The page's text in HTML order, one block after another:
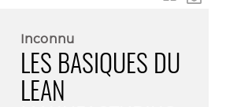
Inconnu
LES BASIQUES DU
LEAN